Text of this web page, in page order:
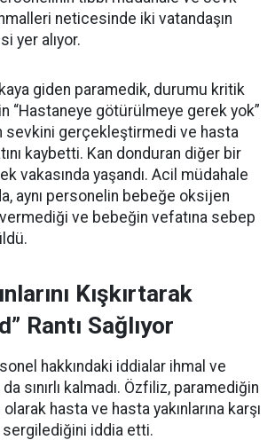
neticesinde iki vatandaşın
yer alıyor.
giden paramedik, durumu kritik
“Hastaneye götürülmeye gerek yok”
sevkini gerçekleştirmedi ve hasta
kaybetti. Kan donduran diğer bir
vakasında yaşandı. Acil müdahale
aynı personelin bebeğe oksijen
vermediği ve bebeğin vefatına sebep
Kışkırtarak
Rantı Sağlıyor
hakkındaki iddialar ihmal ve
sınırlı kalmadı. Özfiliz, paramediğin
hasta ve hasta yakınlarına karşı
sergilediğini iddia etti.